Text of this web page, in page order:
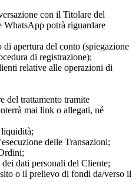
con il Titolare del
WhatsApp potrà riguardare
di apertura del conto (spiegazione
di registrazione);
relative alle operazioni di
del trattamento tramite
mai link o allegati, né
delle Transazioni;
dati personali del Cliente;
o il prelievo di fondi da/verso il